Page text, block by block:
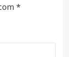
*